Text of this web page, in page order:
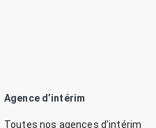
Agence d’intérim
Toutes nos agences d’intérim